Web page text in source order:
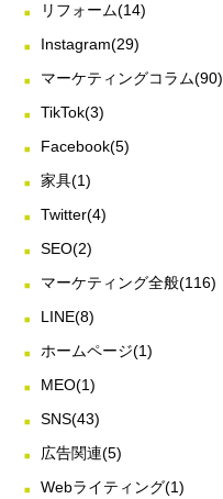
リフォーム(14)
Instagram(29)
マーケティングコラム(90)
TikTok(3)
Facebook(5)
家具(1)
Twitter(4)
SEO(2)
マーケティング全般(116)
LINE(8)
ホームページ(1)
MEO(1)
SNS(43)
広告関連(5)
Webライティング(1)